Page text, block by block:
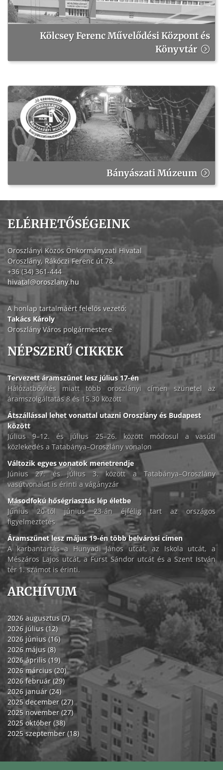
Kölcsey Ferenc Művelődési Központ és
Könyvtár
Bányászati Múzeum
ELÉRHETŐSÉGEINK
Oroszlányi Közös Önkormányzati Hivatal
Oroszlány, Rákóczi Ferenc út 78.
+36 (34) 361-444
hivatal@oroszlany.hu
A honlap tartalmáért felelős vezető:
Takács Károly
Oroszlány Város polgármestere
NÉPSZERŰ CIKKEK
Tervezett áramszünet lesz július 17-én
Hálózatbővítés miatt több oroszlányi címen szünetel az
áramszolgáltatás 8 és 15.30 között
Átszállással lehet vonattal utazni Oroszlány és Budapest
között
Július 9–12. és július 25–26. között módosul a vasúti
közlekedés a Tatabánya–Oroszlány vonalon
Változik egyes vonatok menetrendje
Június 27. és július 3. között a Tatabánya–Oroszlány
vasútvonalat is érinti a vágányzár
Másodfokú hőségriasztás lép életbe
Június 20-tól június 23-án éjfélig tart az országos
figyelmeztetés
Áramszünet lesz május 19-én több belvárosi címen
A karbantartás a Hunyadi János utcát, az Iskola utcát, a
Mészáros Lajos utcát, a Fürst Sándor utcát és a Szent István
tér 1. számot is érinti.
ARCHÍVUM
2026 augusztus (7)
2026 július (12)
2026 június (16)
2026 május (8)
2026 április (19)
2026 március (20)
2026 február (29)
2026 január (24)
2025 december (27)
2025 november (27)
2025 október (38)
2025 szeptember (18)